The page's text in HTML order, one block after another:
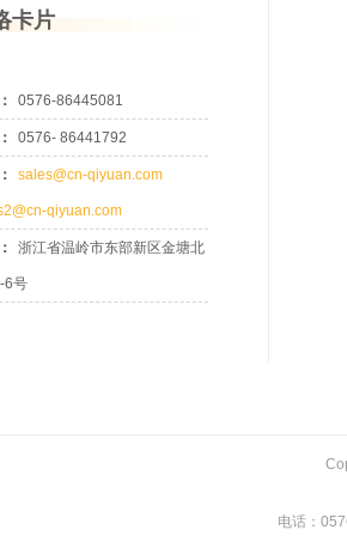
卡片
0576-86445081
0576- 86441792
sales@cn-qiyuan.com
qiyuan.com
浙江省温岭市东部新区金塘北
6号
电话：